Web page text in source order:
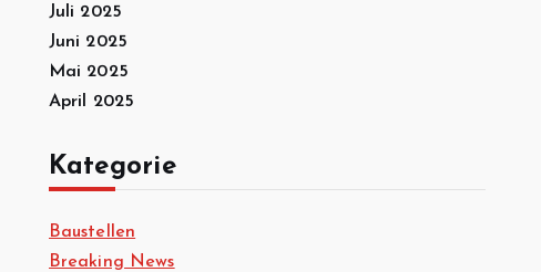
Juli 2025
Juni 2025
Mai 2025
April 2025
Kategorie
Baustellen
Breaking News